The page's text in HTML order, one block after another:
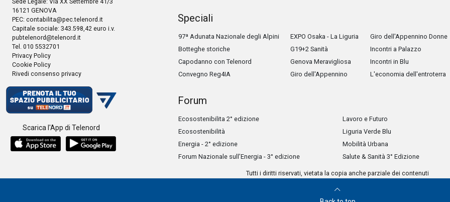
16121 GENOVA
PEC: contabilita@pec.telenord.it
Capitale sociale: 343.598,42 euro i.v.
pubtelenord@telenord.it
Tel. 010 5532701
Privacy Policy
Cookie Policy
Rivedi consenso privacy
Scarica l'App di Telenord
Speciali
97ª Adunata Nazionale degli Alpini
Botteghe storiche
Capodanno con Telenord
Convegno Reg4IA
EXPO Osaka - La Liguria
G19+2 Sanità
Genova Meravigliosa
Giro dell'Appennino
Giro dell'Appennino Donne
Incontri a Palazzo
Incontri in Blu
L'economia dell'entroterra
Forum
Ecosostenibilita 2° edizione
Ecosostenibilità
Energia - 2° edizione
Forum Nazionale sull’Energia - 3° edizione
Lavoro e Futuro
Liguria Verde Blu
Mobilità Urbana
Salute & Sanità 3° Edizione
Tutti i diritti riservati, vietata la copia anche parziale dei contenuti